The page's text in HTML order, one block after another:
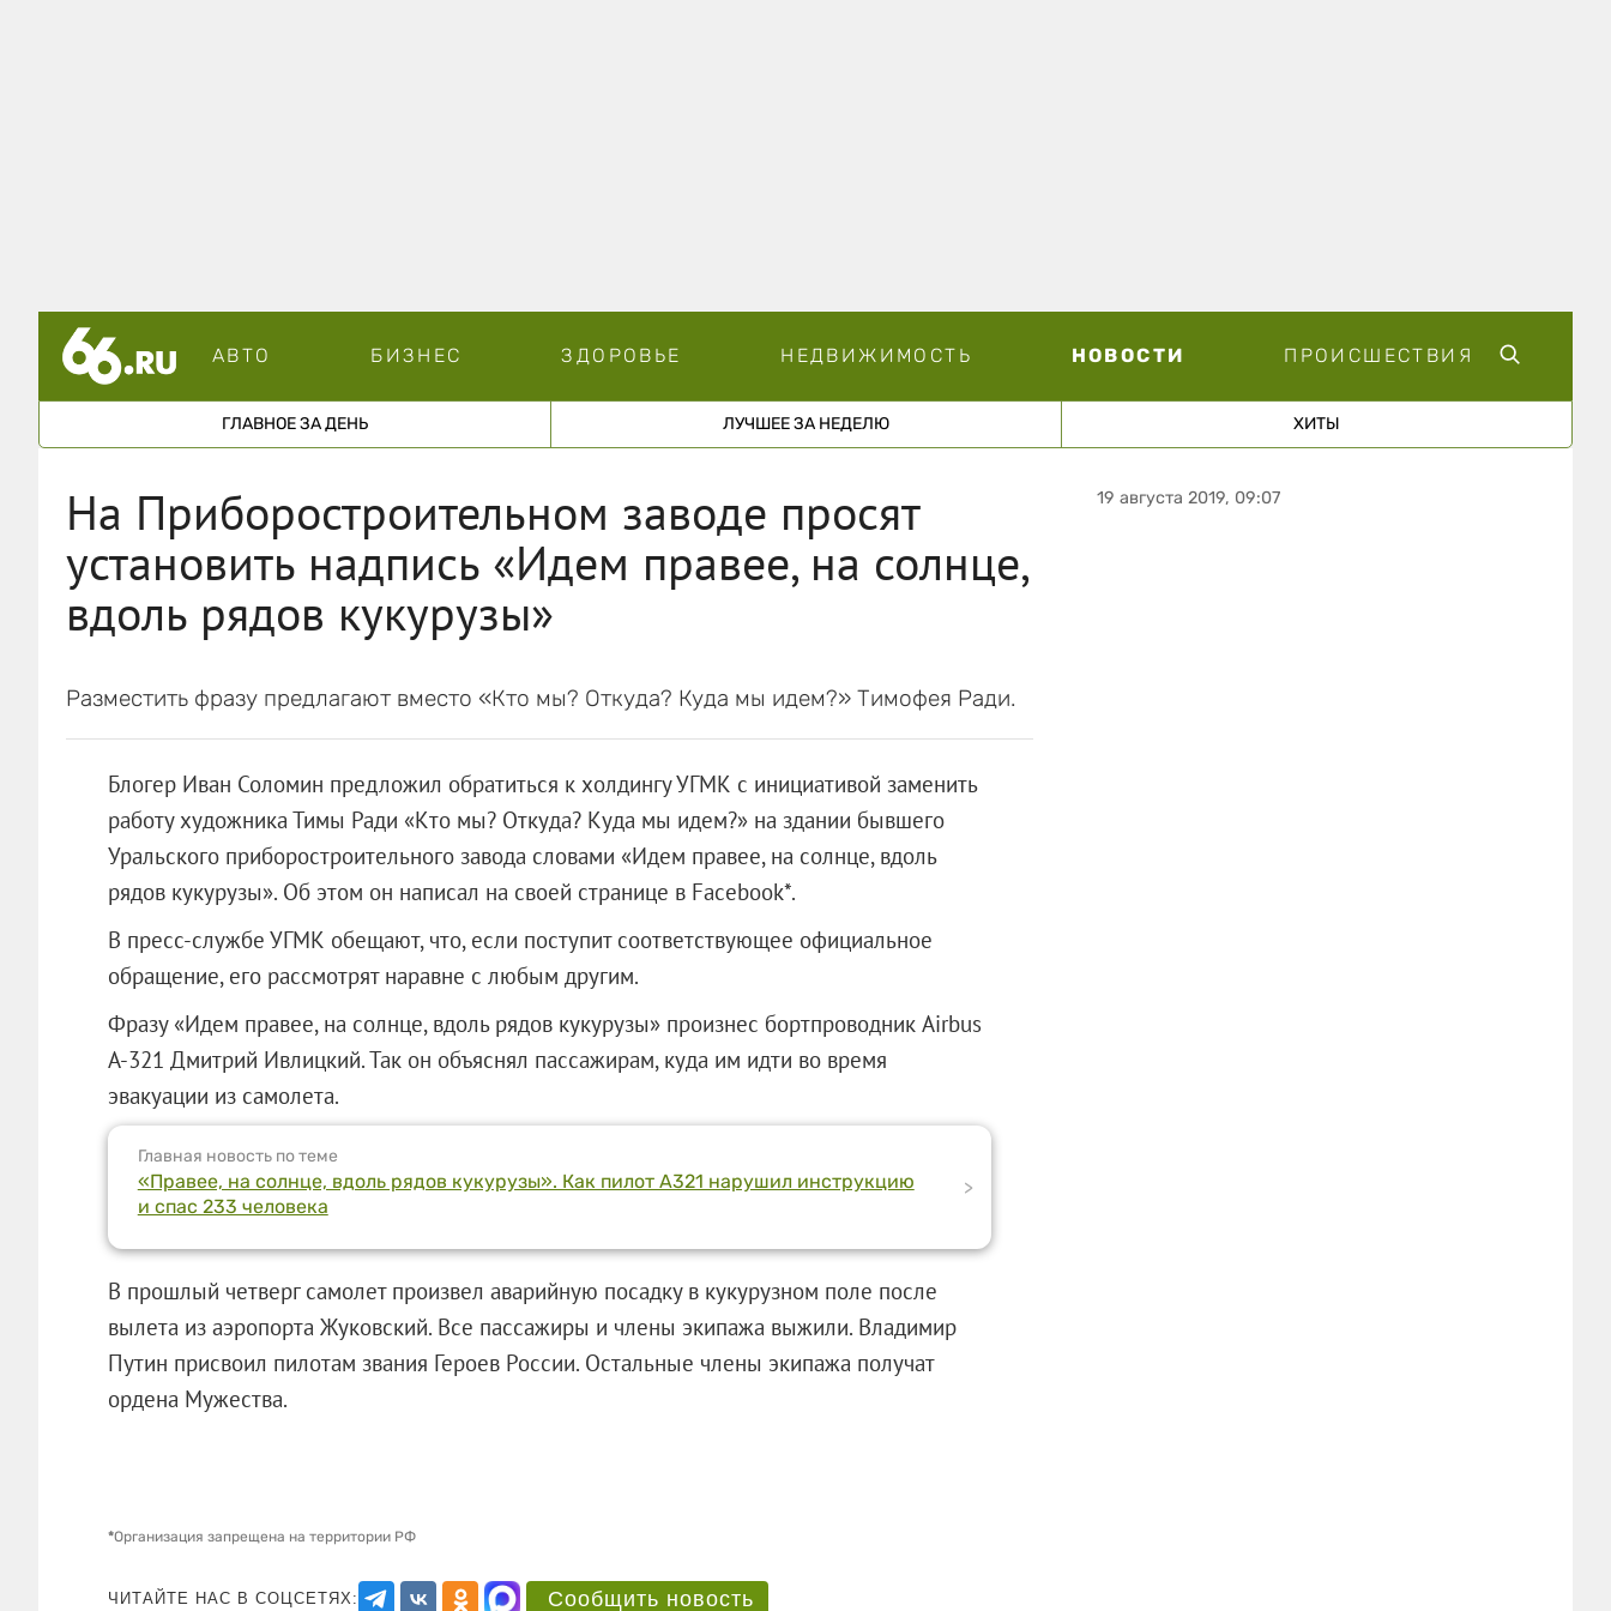
АВТО БИЗНЕС ЗДОРОВЬЕ НЕДВИЖИМОСТЬ НОВОСТИ ПРОИСШЕСТВИЯ
ГЛАВНОЕ ЗА ДЕНЬ ЛУЧШЕЕ ЗА НЕДЕЛЮ ХИТЫ
На Приборостроительном заводе просят
установить надпись «Идем правее, на солнце,
вдоль рядов кукурузы»
Разместить фразу предлагают вместо «Кто мы? Откуда? Куда мы идем?» Тимофея Ради.
Блогер Иван Соломин предложил обратиться к холдингу УГМК с инициативой заменить
работу художника Тимы Ради «Кто мы? Откуда? Куда мы идем?» на здании бывшего
Уральского приборостроительного завода словами «Идем правее, на солнце, вдоль
рядов кукурузы». Об этом он написал на своей странице в Facebook*.
В пресс-службе УГМК обещают, что, если поступит соответствующее официальное
обращение, его рассмотрят наравне с любым другим.
Фразу «Идем правее, на солнце, вдоль рядов кукурузы» произнес бортпроводник Airbus
A-321 Дмитрий Ивлицкий. Так он объяснял пассажирам, куда им идти во время
эвакуации из самолета.
Главная новость по теме
«Правее, на солнце, вдоль рядов кукурузы». Как пилот А321 нарушил инструкцию
и спас 233 человека
>
В прошлый четверг самолет произвел аварийную посадку в кукурузном поле после
вылета из аэропорта Жуковский. Все пассажиры и члены экипажа выжили. Владимир
Путин присвоил пилотам звания Героев России. Остальные члены экипажа получат
ордена Мужества.
*Организация запрещена на территории РФ
ЧИТАЙТЕ НАС В СОЦСЕТЯХ: Сообщить новость
19 августа 2019, 09:07